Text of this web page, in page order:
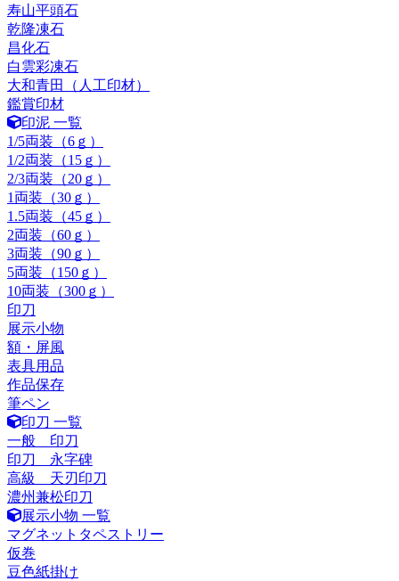
寿山平頭石
乾隆凍石
昌化石
白雲彩凍石
大和青田（人工印材）
鑑賞印材
印泥 一覧
1/5両装（6ｇ）
1/2両装（15ｇ）
2/3両装（20ｇ）
1両装（30ｇ）
1.5両装（45ｇ）
2両装（60ｇ）
3両装（90ｇ）
5両装（150ｇ）
10両装（300ｇ）
印刀
展示小物
額・屏風
表具用品
作品保存
筆ペン
印刀 一覧
一般 印刀
印刀 永字碑
高級 天刃印刀
濃州兼松印刀
展示小物 一覧
マグネットタペストリー
仮巻
豆色紙掛け